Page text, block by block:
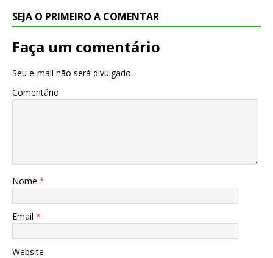
SEJA O PRIMEIRO A COMENTAR
Faça um comentário
Seu e-mail não será divulgado.
Comentário
Nome *
Email *
Website